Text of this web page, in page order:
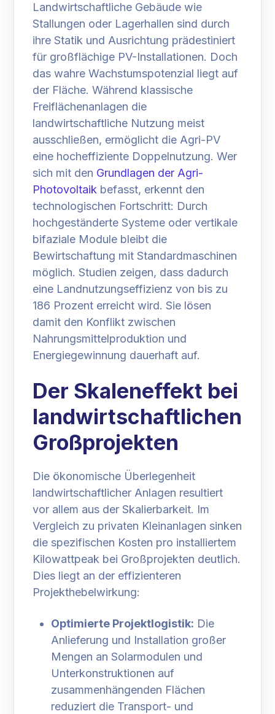
Landwirtschaftliche Gebäude wie
Stallungen oder Lagerhallen sind durch
ihre Statik und Ausrichtung prädestiniert
für großflächige PV-Installationen. Doch
das wahre Wachstumspotenzial liegt auf
der Fläche. Während klassische
Freiflächenanlagen die
landwirtschaftliche Nutzung meist
ausschließen, ermöglicht die Agri-PV
eine hocheffiziente Doppelnutzung. Wer
sich mit den Grundlagen der Agri-
Photovoltaik befasst, erkennt den
technologischen Fortschritt: Durch
hochgeständerte Systeme oder vertikale
bifaziale Module bleibt die
Bewirtschaftung mit Standardmaschinen
möglich. Studien zeigen, dass dadurch
eine Landnutzungseffizienz von bis zu
186 Prozent erreicht wird. Sie lösen
damit den Konflikt zwischen
Nahrungsmittelproduktion und
Energiegewinnung dauerhaft auf.
Der Skaleneffekt bei
landwirtschaftlichen
Großprojekten
Die ökonomische Überlegenheit
landwirtschaftlicher Anlagen resultiert
vor allem aus der Skalierbarkeit. Im
Vergleich zu privaten Kleinanlagen sinken
die spezifischen Kosten pro installiertem
Kilowattpeak bei Großprojekten deutlich.
Dies liegt an der effizienteren
Projekthebelwirkung:
Optimierte Projektlogistik: Die
Anlieferung und Installation großer
Mengen an Solarmodulen und
Unterkonstruktionen auf
zusammenhängenden Flächen
reduziert die Transport- und